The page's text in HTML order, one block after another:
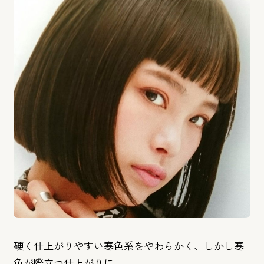
硬く仕上がりやすい寒色系をやわらかく、
しかし寒